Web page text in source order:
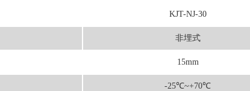
KJT-NJ-30
非埋式
15mm
-25℃~+70℃